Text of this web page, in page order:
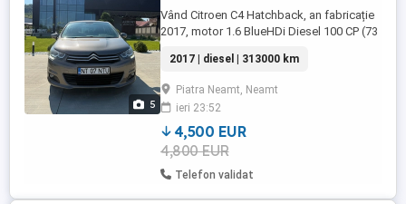
5
Vând Citroen C4 Hatchback, an fabricație
2017, motor 1.6 BlueHDi Diesel 100 CP (73
trepte. Mașina este fără accidente, bine
întreținută, cu acte la zi, funcționează
foarte bine și este gata de drum. Consum
redus, aproximativ 4,5 l 100 km, ideală atât
pentru oraș, ...
2017 | diesel | 313000 km
Piatra Neamt, Neamt
ieri 23:52
4,500 EUR
4,800 EUR
Telefon validat